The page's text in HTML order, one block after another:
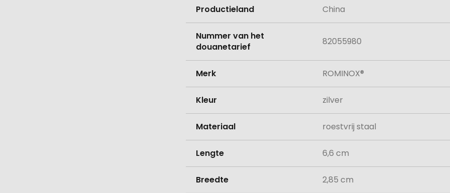
Productieland China
Nummer van het
douanetarief
82055980
Merk ROMINOX®
Kleur zilver
Materiaal roestvrij staal
Lengte 6,6 cm
Breedte 2,85 cm